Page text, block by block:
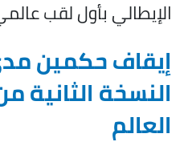
الإيطالي بأول لقب
إيقاف حكمين
النسخة
العالم